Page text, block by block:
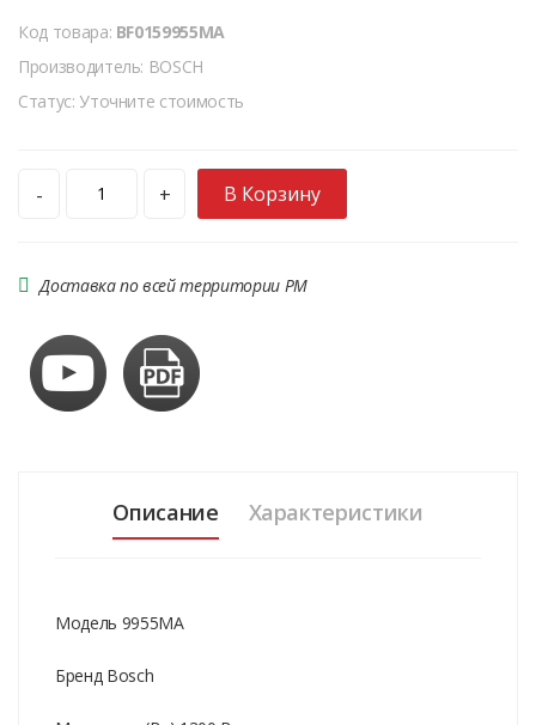
Код товара: BF0159955MA
Производитель: BOSCH
Статус: Уточните стоимость
- + В Корзину
Доставка по всей территории РМ
Описание Характеристики
Модель 9955MA
Бренд Bosch